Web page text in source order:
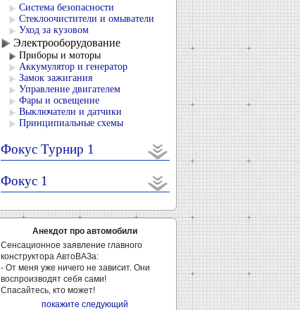
Система безопасности
Стеклоочистители и омыватели
Уход за кузовом
Электрооборудование
Приборы и моторы
Аккумулятор и генератор
Замок зажигания
Управление двигателем
Фары и освещение
Выключатели и датчики
Принципиальные схемы
Фокус Турнир 1
Фокус 1
Анекдот про автомобили
Сенсационное заявление главного
конструктора АвтоВАЗа:
- От меня уже ничего не зависит. Они
воспроизводят себя сами!
Спасайтесь, кто может!
покажите следующий